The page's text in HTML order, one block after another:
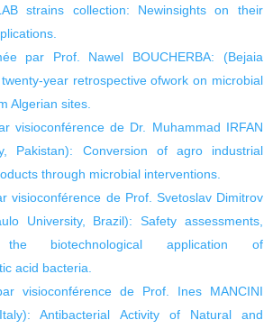
strains collection: Newinsights on their
par Prof. Nawel BOUCHERBA: (Bejaia
twenty-year retrospective ofwork on microbial
Algerian sites.
visioconférence de Dr. Muhammad IRFAN
Pakistan): Conversion of agro industrial
through microbial interventions.
visioconférence de Prof. Svetoslav Dimitrov
University, Brazil): Safety assessments,
biotechnological application of
acid bacteria.
visioconférence de Prof. Ines MANCINI
Antibacterial Activity of Natural and